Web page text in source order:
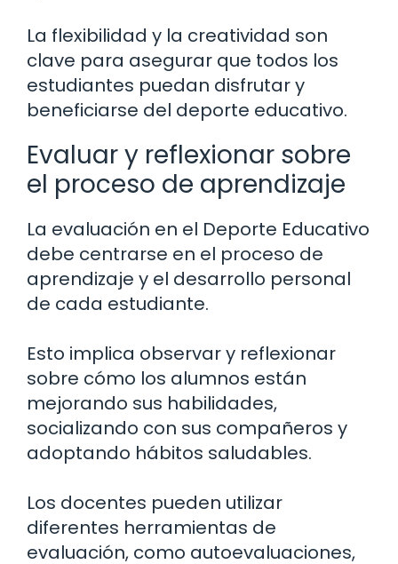
La flexibilidad y la creatividad son
clave para asegurar que todos los
estudiantes puedan disfrutar y
beneficiarse del deporte educativo.
Evaluar y reflexionar sobre
el proceso de aprendizaje
La evaluación en el Deporte Educativo
debe centrarse en el proceso de
aprendizaje y el desarrollo personal
de cada estudiante.
Esto implica observar y reflexionar
sobre cómo los alumnos están
mejorando sus habilidades,
socializando con sus compañeros y
adoptando hábitos saludables.
Los docentes pueden utilizar
diferentes herramientas de
evaluación, como autoevaluaciones,